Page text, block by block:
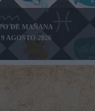
DE MAÑANA
AGOSTO 2026